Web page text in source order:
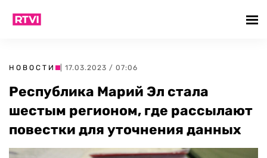
НОВОСТИ | 17.03.2023 / 07:06
Республика Марий Эл стала
шестым регионом, где рассылают
повестки для уточнения данных